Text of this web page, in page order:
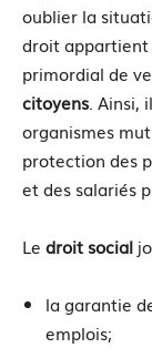
oublier la
droit appartient
primordial de
citoyens. Ainsi,
organismes
protection des
et des salariés
Le droit social
la garantie
emplois;